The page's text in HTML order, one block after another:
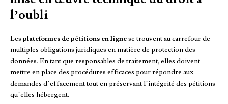
l’oubli
Les plateformes de pétitions en lignese trouvent au carrefour de
multiples obligations juridiques en matière de protection des
données. En tant que responsables de traitement, elles doivent
mettre en place des procédures efficaces pour répondre aux
demandes d’effacement tout en préservant l’intégrité des pétitions
qu’elles hébergent.